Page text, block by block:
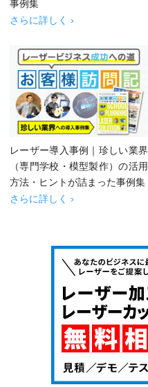
事例集
さらに詳しく ›
レーザー導入事例｜珍しい業界
（専門学校・模型製作）の活用
方法・ヒントが詰まった事例集
さらに詳しく ›